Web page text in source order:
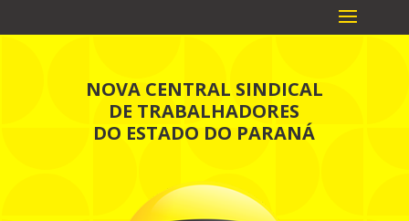
NOVA CENTRAL SINDICAL
DE TRABALHADORES
DO ESTADO DO PARANÁ